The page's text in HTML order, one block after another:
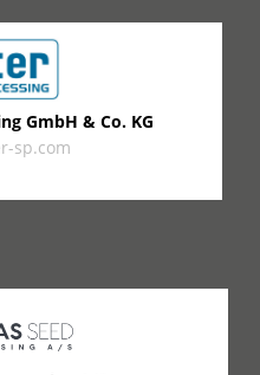
GmbH & Co. KG
sp.com